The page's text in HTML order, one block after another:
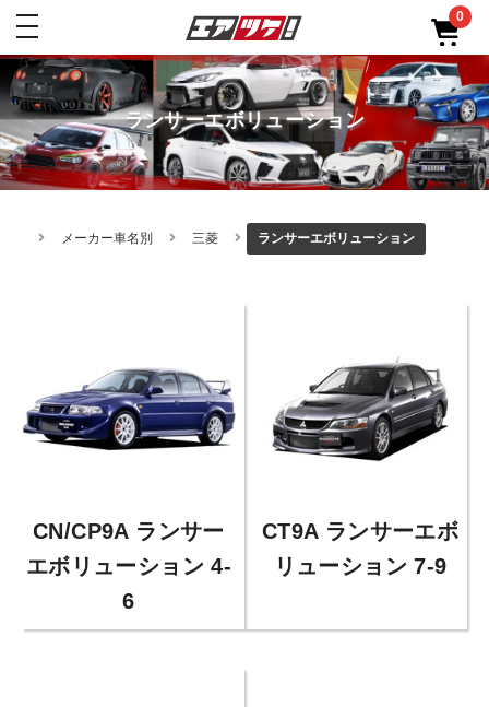
toggle
0
ランサーエボリューション
メーカー車名別 三菱 ランサーエボリューション
CN/CP9A ランサー
エボリューション 4-
6
CT9A ランサーエボ
リューション 7-9